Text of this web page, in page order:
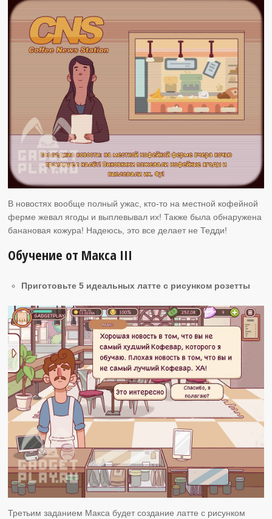
В новостях вообще полный ужас, кто-то на местной кофейной
ферме жевал ягоды и выплевывал их! Также была обнаружена
банановая кожура! Надеюсь, это все делает не Тедди!
Обучение от Макса ІІI
Приготовьте 5 идеальных латте с рисунком розетты
Третьим заданием Макса будет создание латте с рисунком